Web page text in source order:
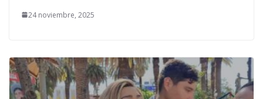
24 noviembre, 2025